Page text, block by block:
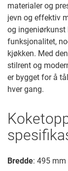
materialer og
jevn og effektiv
og
funksjonalitet,
kjøkken. Med
stilrent og
er bygget for å
hver gang.
Bredde: 495 mm